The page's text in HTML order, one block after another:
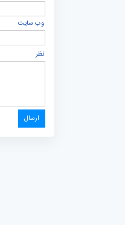
وب سایت
نظر